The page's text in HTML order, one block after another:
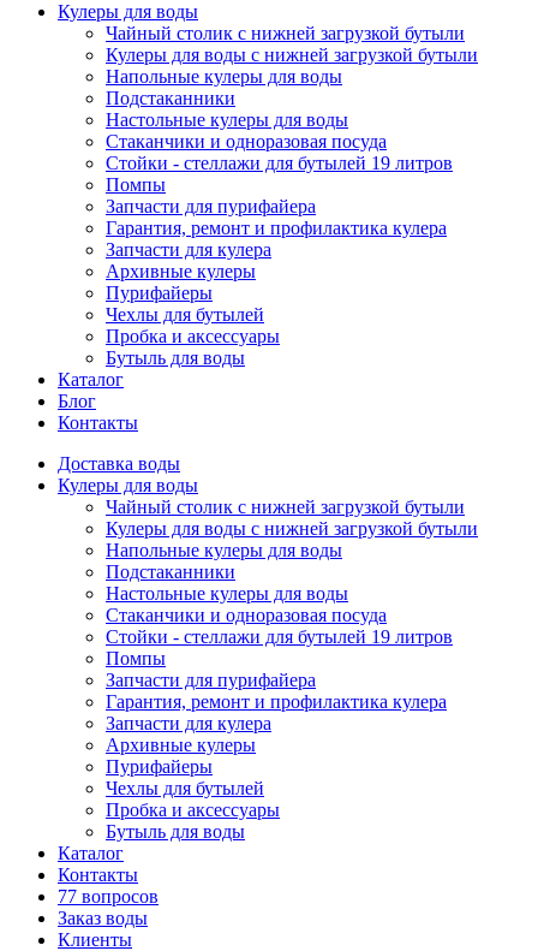
Кулеры для воды
Чайный столик с нижней загрузкой бутыли
Кулеры для воды с нижней загрузкой бутыли
Напольные кулеры для воды
Подстаканники
Настольные кулеры для воды
Стаканчики и одноразовая посуда
Стойки - стеллажи для бутылей 19 литров
Помпы
Запчасти для пурифайера
Гарантия, ремонт и профилактика кулера
Запчасти для кулера
Архивные кулеры
Пурифайеры
Чехлы для бутылей
Пробка и аксессуары
Бутыль для воды
Каталог
Блог
Контакты
Доставка воды
Кулеры для воды
Чайный столик с нижней загрузкой бутыли
Кулеры для воды с нижней загрузкой бутыли
Напольные кулеры для воды
Подстаканники
Настольные кулеры для воды
Стаканчики и одноразовая посуда
Стойки - стеллажи для бутылей 19 литров
Помпы
Запчасти для пурифайера
Гарантия, ремонт и профилактика кулера
Запчасти для кулера
Архивные кулеры
Пурифайеры
Чехлы для бутылей
Пробка и аксессуары
Бутыль для воды
Каталог
Контакты
77 вопросов
Заказ воды
Клиенты